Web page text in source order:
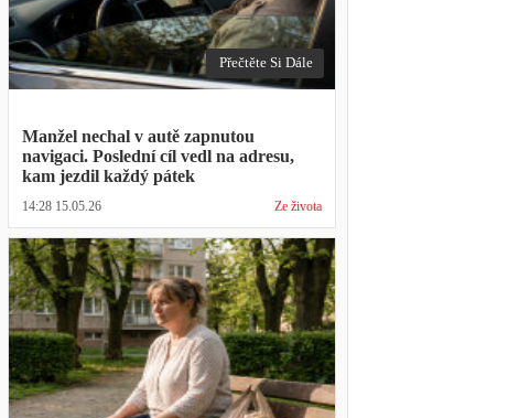
Přečtěte Si Dále
Manžel nechal v autě zapnutou
navigaci. Poslední cíl vedl na adresu,
kam jezdil každý pátek
14:28 15.05.26 Ze života